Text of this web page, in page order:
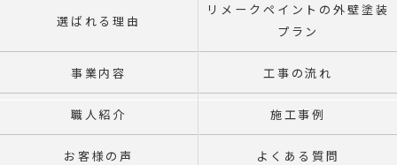
選ばれる理由
リメークペイントの外壁塗装
プラン
事業内容 工事の流れ
職人紹介 施工事例
お客様の声 よくある質問